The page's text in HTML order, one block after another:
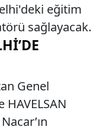
eğitim
sağlayacak.
Genel